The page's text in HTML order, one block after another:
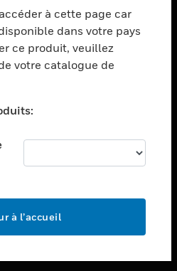
à cette page car
dans votre pays
ce produit, veuillez
votre catalogue de
à l’accueil